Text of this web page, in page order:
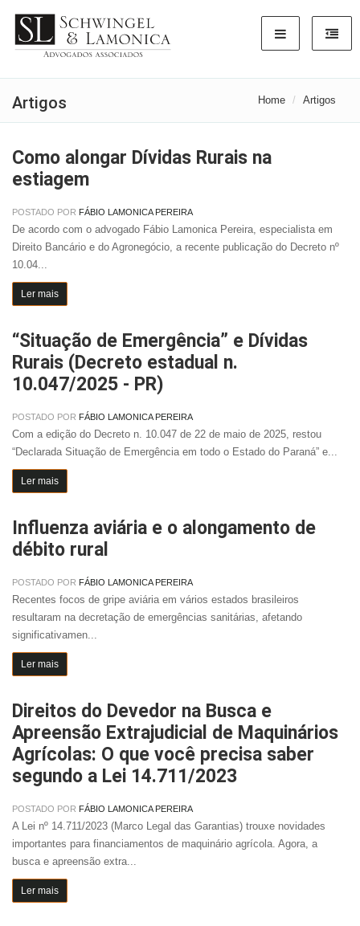
Artigos Home Artigos
Como alongar Dívidas Rurais na
estiagem
POSTADO POR FÁBIO LAMONICA PEREIRA
De acordo com o advogado Fábio Lamonica Pereira, especialista em
Direito Bancário e do Agronegócio, a recente publicação do Decreto nº
10.04...
Ler mais
“Situação de Emergência” e Dívidas
Rurais (Decreto estadual n.
10.047/2025 - PR)
POSTADO POR FÁBIO LAMONICA PEREIRA
Com a edição do Decreto n. 10.047 de 22 de maio de 2025, restou
“Declarada Situação de Emergência em todo o Estado do Paraná” e...
Ler mais
Influenza aviária e o alongamento de
débito rural
POSTADO POR FÁBIO LAMONICA PEREIRA
Recentes focos de gripe aviária em vários estados brasileiros
resultaram na decretação de emergências sanitárias, afetando
significativamen...
Ler mais
Direitos do Devedor na Busca e
Apreensão Extrajudicial de Maquinários
Agrícolas: O que você precisa saber
segundo a Lei 14.711/2023
POSTADO POR FÁBIO LAMONICA PEREIRA
A Lei nº 14.711/2023 (Marco Legal das Garantias) trouxe novidades
importantes para financiamentos de maquinário agrícola. Agora, a
busca e apreensão extra...
Ler mais